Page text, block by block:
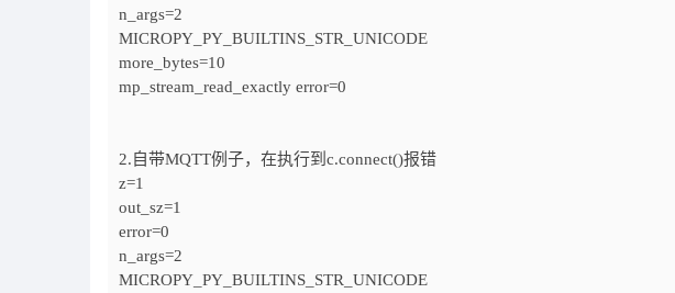
n_args=2
MICROPY_PY_BUILTINS_STR_UNICODE
more_bytes=10
mp_stream_read_exactly error=0
2.自带MQTT例子，在执行到c.connect()报错
z=1
out_sz=1
error=0
n_args=2
MICROPY_PY_BUILTINS_STR_UNICODE